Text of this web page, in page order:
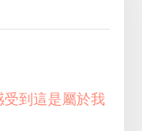
到這是屬於我